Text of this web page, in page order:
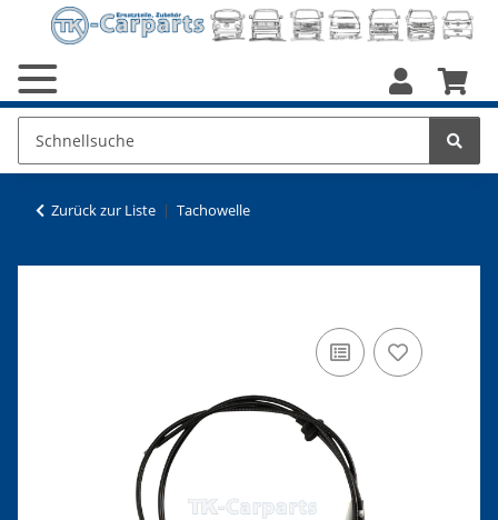
Zurück zur Liste Tachowelle